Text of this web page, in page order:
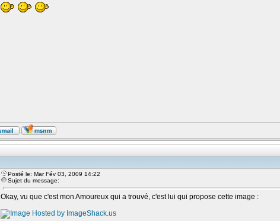
Posté le: Mar Fév 03, 2009 14:22
Sujet du message:
Okay, vu que c'est mon Amoureux qui a trouvé, c'est lui qui propose cette image :